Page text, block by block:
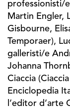
professionisti/
Martin Engler,
Gisbourne,
Temporaer),
galleristi/e
Johanna
Ciaccia
Enciclopedia
l’editor d’arte